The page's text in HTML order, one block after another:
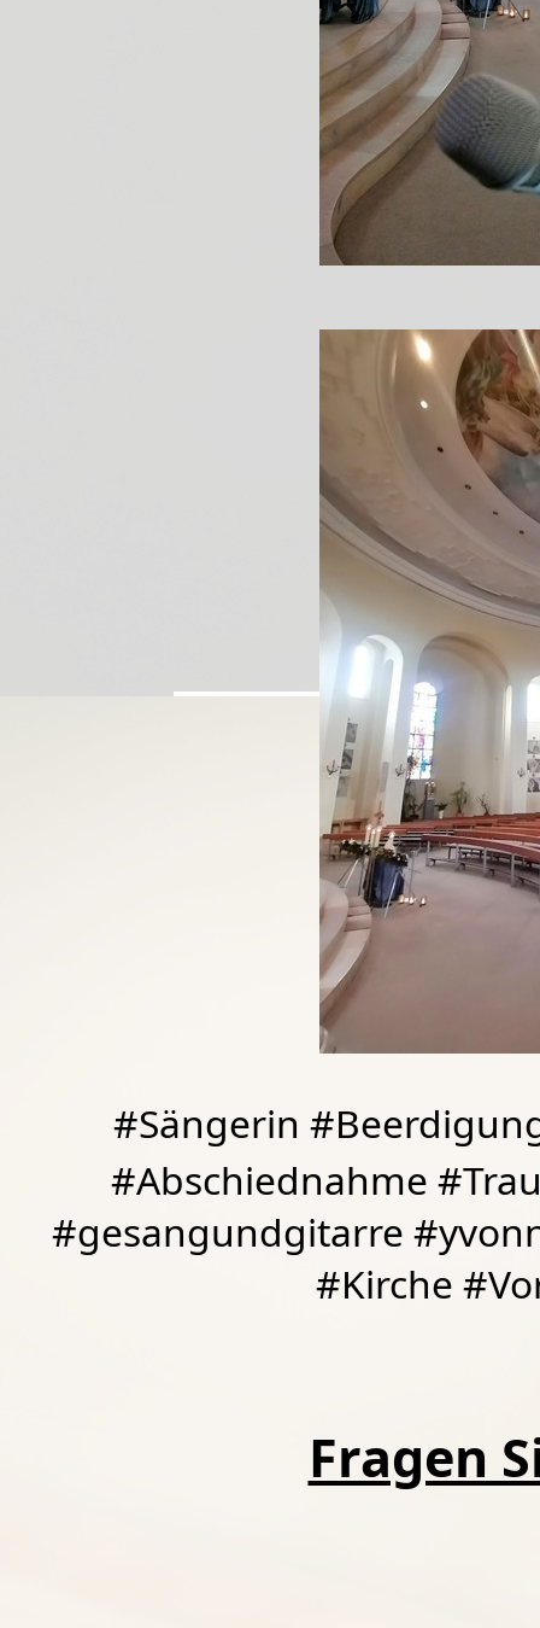
#Sängerin
#Abschiednahme
#gesangundgitarre
#Kirche
Fragen